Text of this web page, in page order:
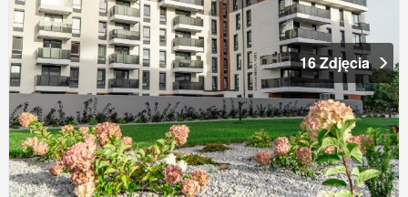
16 Zdjęcia